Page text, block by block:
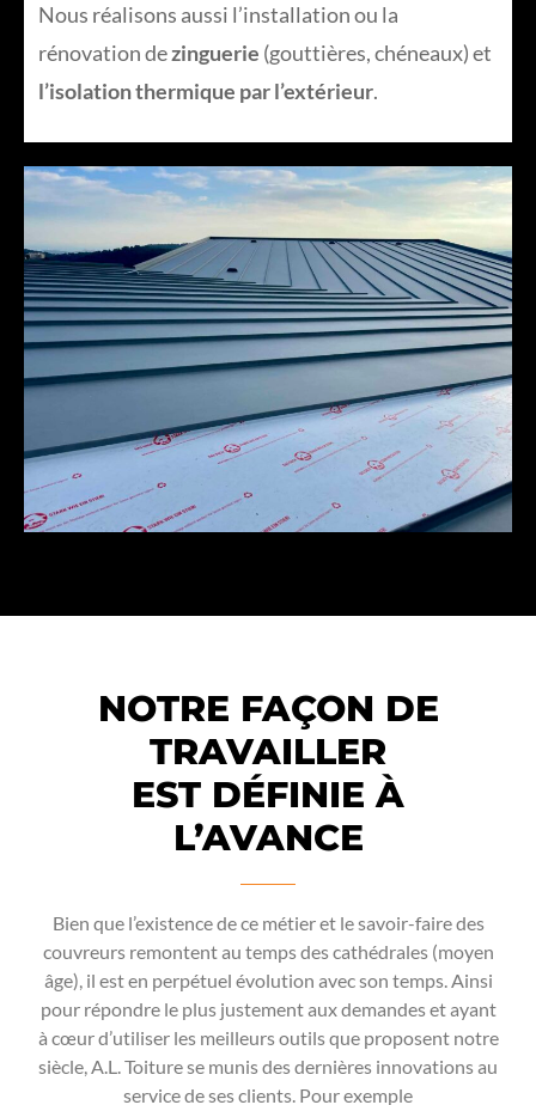
Nous réalisons aussi l’installation ou la
rénovation dezinguerie (gouttières, chéneaux) et
l’isolation thermique par l’extérieur.
NOTRE FAÇON DE
TRAVAILLER
EST DÉFINIE À
L’AVANCE
Bien que l’existence de ce métier et le savoir-faire des
couvreurs remontent au temps des cathédrales (moyen
âge), il est en perpétuel évolution avec son temps. Ainsi
pour répondre le plus justement aux demandes et ayant
à cœur d’utiliser les meilleurs outils que proposent notre
siècle, A.L. Toiture se munis des dernières innovations au
service de ses clients. Pour exemple